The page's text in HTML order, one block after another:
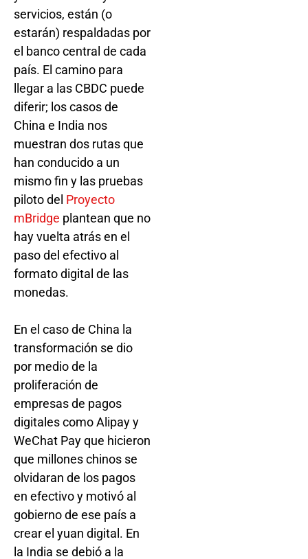
servicios, están (o
estarán) respaldadas por
el banco central de cada
país. El camino para
llegar a las CBDC puede
diferir; los casos de
China e India nos
muestran dos rutas que
han conducido a un
mismo fin y las pruebas
piloto del Proyecto
mBridge plantean que no
hay vuelta atrás en el
paso del efectivo al
formato digital de las
monedas.
En el caso de China la
transformación se dio
por medio de la
proliferación de
empresas de pagos
digitales como Alipay y
WeChat Pay que hicieron
que millones chinos se
olvidaran de los pagos
en efectivo y motivó al
gobierno de ese país a
crear el yuan digital. En
la India se debió a la